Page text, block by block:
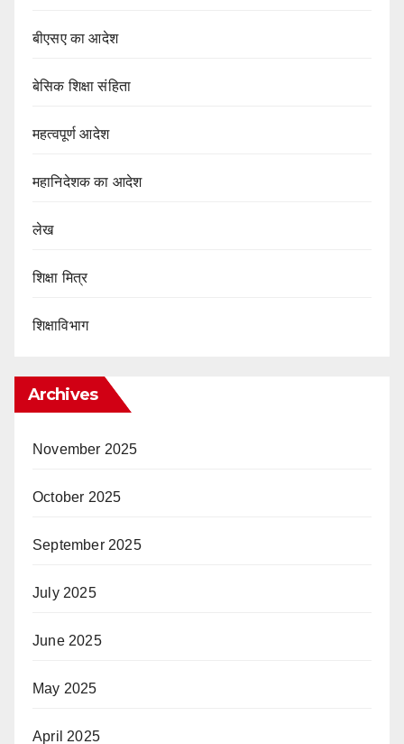
बीएसए का आदेश
बेसिक शिक्षा संहिता
महत्वपूर्ण आदेश
महानिदेशक का आदेश
लेख
शिक्षा मित्र
शिक्षाविभाग
Archives
November 2025
October 2025
September 2025
July 2025
June 2025
May 2025
April 2025